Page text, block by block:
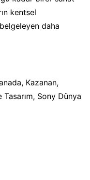
kentsel
daha
Kazanan,
Sony Dünya